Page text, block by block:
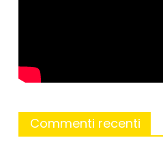
Commenti recenti